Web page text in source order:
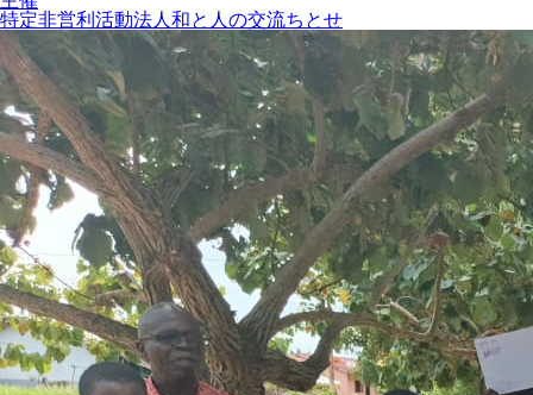
特定非営利活動法人和と人の交流ちとせ